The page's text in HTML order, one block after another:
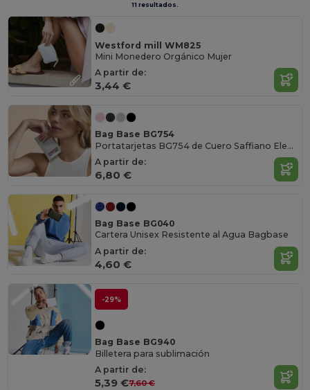
11 resultados.
Westford mill WM825
Mini Monedero Orgánico Mujer
A partir de:
3,44 €
Bag Base BG754
Portatarjetas BG754 de Cuero Saffiano Elegante
A partir de:
6,80 €
Bag Base BG040
Cartera Unisex Resistente al Agua Bagbase
A partir de:
4,60 €
-29%
Bag Base BG940
Billetera para sublimación
A partir de:
5,39 €7,60 €